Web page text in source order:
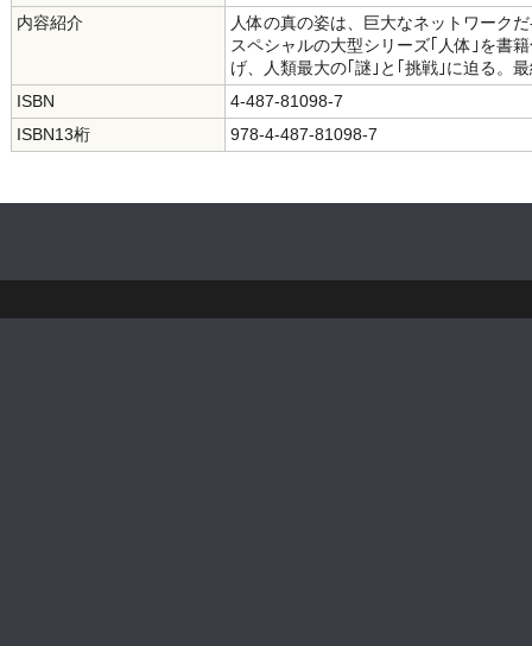
内容紹介
人体の真の姿は、巨大なネットワーク
スペシャルの大型シリーズ｢人体｣を書
げ、人類最大の｢謎｣と｢挑戦｣に迫る。
ISBN
4-487-81098-7
ISBN13桁
978-4-487-81098-7